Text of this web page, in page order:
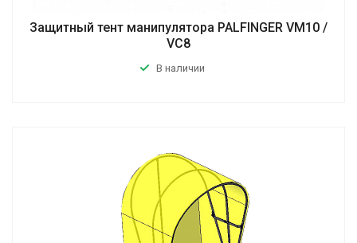
Защитный тент манипулятора PALFINGER VM10 /
VC8
В наличии